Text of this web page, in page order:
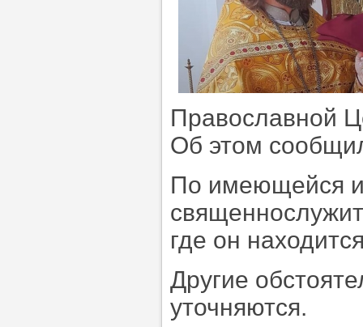
Православной
Об этом
По имеющейся
где он
Другие
уточняются.